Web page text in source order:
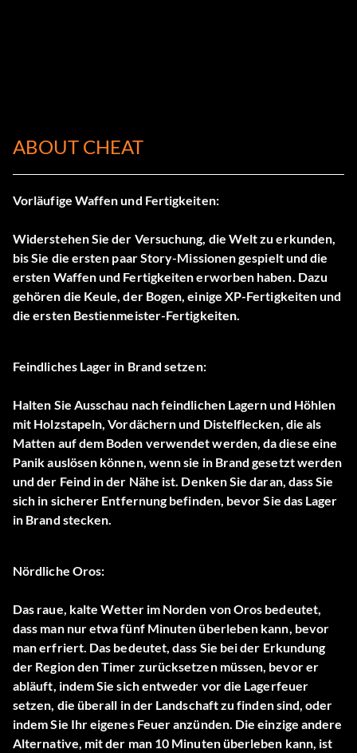
ABOUT CHEAT
Vorläufige Waffen und Fertigkeiten:
Widerstehen Sie der Versuchung, die Welt zu erkunden,
bis Sie die ersten paar Story-Missionen gespielt und die
ersten Waffen und Fertigkeiten erworben haben. Dazu
gehören die Keule, der Bogen, einige XP-Fertigkeiten und
die ersten Bestienmeister-Fertigkeiten.
Feindliches Lager in Brand setzen:
Halten Sie Ausschau nach feindlichen Lagern und Höhlen
mit Holzstapeln, Vordächern und Distelflecken, die als
Matten auf dem Boden verwendet werden, da diese eine
Panik auslösen können, wenn sie in Brand gesetzt werden
und der Feind in der Nähe ist. Denken Sie daran, dass Sie
sich in sicherer Entfernung befinden, bevor Sie das Lager
in Brand stecken.
Nördliche Oros:
Das raue, kalte Wetter im Norden von Oros bedeutet,
dass man nur etwa fünf Minuten überleben kann, bevor
man erfriert. Das bedeutet, dass Sie bei der Erkundung
der Region den Timer zurücksetzen müssen, bevor er
abläuft, indem Sie sich entweder vor die Lagerfeuer
setzen, die überall in der Landschaft zu finden sind, oder
indem Sie Ihr eigenes Feuer anzünden. Die einzige andere
Alternative, mit der man 10 Minuten überleben kann, ist